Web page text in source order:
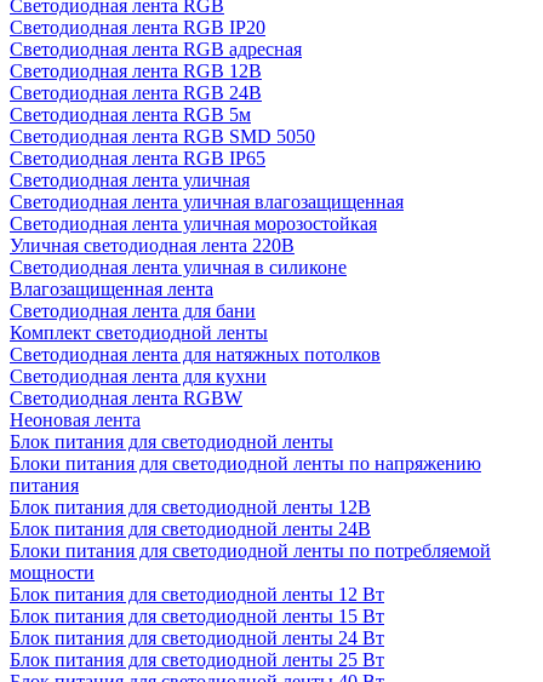
Светодиодная лента RGB
Светодиодная лента RGB IP20
Светодиодная лента RGB адресная
Светодиодная лента RGB 12В
Светодиодная лента RGB 24В
Светодиодная лента RGB 5м
Светодиодная лента RGB SMD 5050
Светодиодная лента RGB IP65
Светодиодная лента уличная
Светодиодная лента уличная влагозащищенная
Светодиодная лента уличная морозостойкая
Уличная светодиодная лента 220В
Светодиодная лента уличная в силиконе
Влагозащищенная лента
Светодиодная лента для бани
Комплект светодиодной ленты
Светодиодная лента для натяжных потолков
Светодиодная лента для кухни
Светодиодная лента RGBW
Неоновая лента
Блок питания для светодиодной ленты
Блоки питания для светодиодной ленты по напряжению
питания
Блок питания для светодиодной ленты 12В
Блок питания для светодиодной ленты 24В
Блоки питания для светодиодной ленты по потребляемой
мощности
Блок питания для светодиодной ленты 12 Вт
Блок питания для светодиодной ленты 15 Вт
Блок питания для светодиодной ленты 24 Вт
Блок питания для светодиодной ленты 25 Вт